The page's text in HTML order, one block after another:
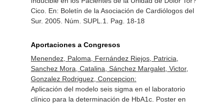
Cico. En: Boletín de la Asociación de Cardiólogos del
Sur. 2005. Núm. SUPL.1. Pag. 18-18
Aportaciones a Congresos
Menendez, Paloma, Fernández Riejos, Patricia,
Sanchez Mora, Catalina, Sánchez Margalet, Victor,
Gonzalez Rodriguez, Concepcion:
Aplicación del modelo seis sigma en el laboratorio
clínico para la determinación de HbA1c. Poster en